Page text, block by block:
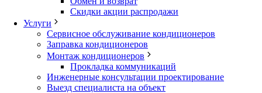
Скидки акции распродажи
Услуги
Сервисное обслуживание кондиционеров
Заправка кондиционеров
Монтаж кондиционеров
Прокладка коммуникаций
Инженерные консультации проектирование
Выезд специалиста на объект